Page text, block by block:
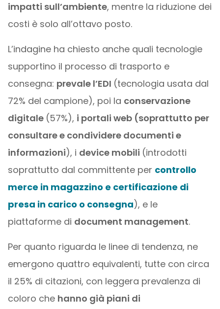
impatti sull’ambiente, mentre la riduzione dei
costi è solo all’ottavo posto.
L’indagine ha chiesto anche quali tecnologie
supportino il processo di trasporto e
consegna: prevale l’EDI (tecnologia usata dal
72% del campione), poi la conservazione
digitale (57%), i portali web (soprattutto per
consultare e condividere documenti e
informazioni), i device mobili (introdotti
soprattutto dal committente per controllo
merce in magazzino e certificazione di
presa in carico o consegna), e le
piattaforme di document management.
Per quanto riguarda le linee di tendenza, ne
emergono quattro equivalenti, tutte con circa
il 25% di citazioni, con leggera prevalenza di
coloro che hanno già piani di